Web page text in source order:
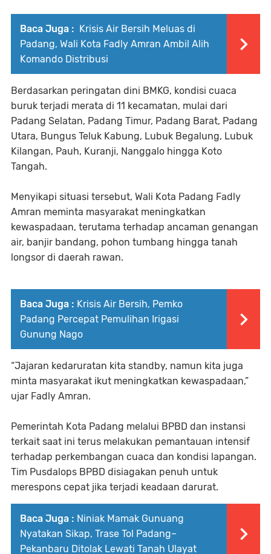
Baca Juga : Krisis Air Bersih Meluas di
Padang, Wali Kota Fadly Amran Ambil Alih
Komando Distribusi
Berdasarkan peringatan dini BMKG, kondisi cuaca
buruk terjadi merata di 11 kecamatan, mulai dari
Padang Selatan, Padang Timur, Padang Barat, Padang
Utara, Bungus Teluk Kabung, Lubuk Begalung, Lubuk
Kilangan, Pauh, Kuranji, Nanggalo hingga Koto
Tangah.
Menyikapi situasi tersebut, Wali Kota Padang Fadly
Amran meminta masyarakat meningkatkan
kewaspadaan, terutama terhadap ancaman genangan
air, banjir bandang, pohon tumbang hingga tanah
longsor di daerah rawan.
Baca Juga : Krisis Air Bersih, Pemko
Padang Percepat Pemulihan Irigasi
Gunung Nago
“Jajaran kedaruratan kita standby, namun kita juga
minta masyarakat ikut meningkatkan kewaspadaan,”
ujar Fadly Amran.
Pemerintah Kota Padang melalui BPBD dan instansi
terkait saat ini terus melakukan pemantauan intensif
terhadap perkembangan cuaca dan kondisi lapangan.
Tim Pusdalops BPBD disiagakan penuh untuk
merespons cepat jika terjadi keadaan darurat.
Baca Juga : Niniak Mamak Gunuang
Nyatakan Sikap, Trase Tol Padang–
Pekanbaru Ditolak Lewati Tanah Ulayat